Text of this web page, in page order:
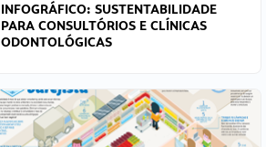
INFOGRÁFICO: SUSTENTABILIDADE
PARA CONSULTÓRIOS E CLÍNICAS
ODONTOLÓGICAS